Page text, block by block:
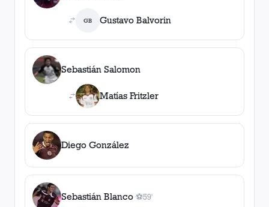
GB Gustavo Balvorin
Sebastián Salomon
Matías Fritzler
Diego González
Sebastián Blanco ⚽
1gol
59'